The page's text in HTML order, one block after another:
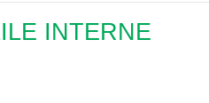
INTERNE